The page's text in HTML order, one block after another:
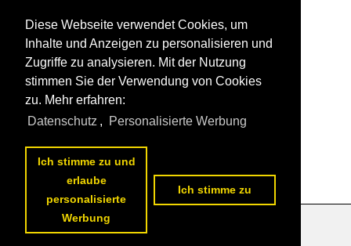
Datenschutzerklärung
Diese Webseite verwendet Cookies, um
Inhalte und Anzeigen zu personalisieren und
Zugriffe zu analysieren. Mit der Nutzung
stimmen Sie der Verwendung von Cookies
zu. Mehr erfahren:
Datenschutz , Personalisierte Werbung
Ich stimme zu und
erlaube
personalisierte
Werbung
Ich stimme zu